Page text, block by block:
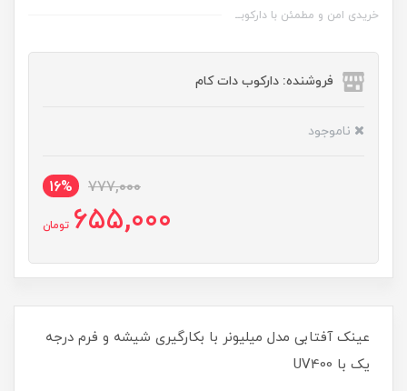
خریدی امن و مطمئن با دارکوبــ
فروشنده: دارکوب دات کام
ناموجود
777,000
16%
655,000 تومان
عینک آفتابی مدل میلیونر با بکارگیری شیشه و فرم درجه
یک با UV400